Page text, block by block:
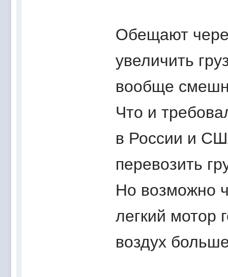
Обещают
увеличить
вообще
Что и
в России и
перевозить
Но возможно
легкий мотор
воздух